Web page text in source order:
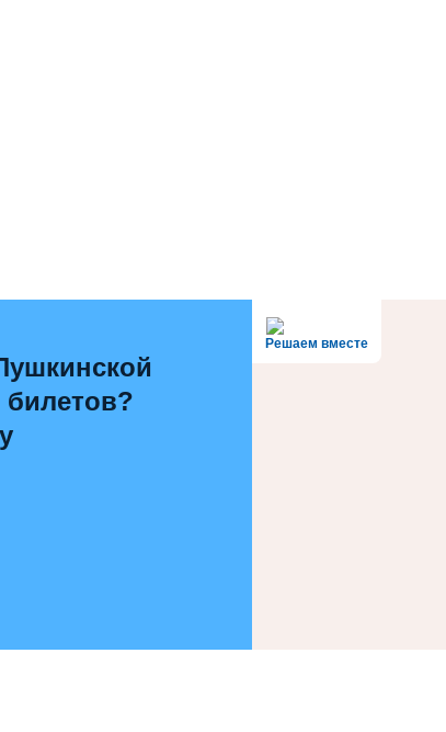
Решаем вместе